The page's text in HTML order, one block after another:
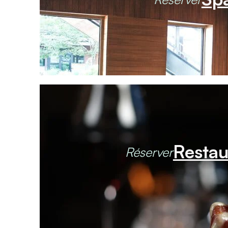
Réserver